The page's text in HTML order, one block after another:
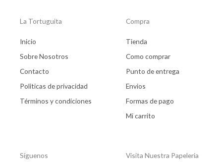
La Tortuguita
Inicio
Sobre Nosotros
Contacto
Politicas de privacidad
Términos y condiciones
Compra
Tienda
Como comprar
Punto de entrega
Envios
Formas de pago
Mi carrito
Síguenos Visita Nuestra Papeleria